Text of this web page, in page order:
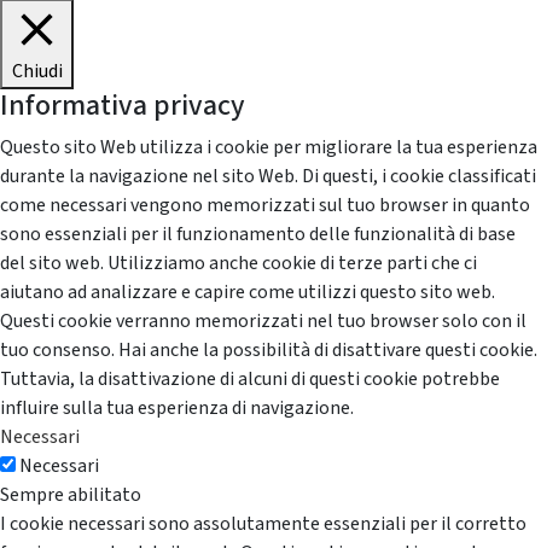
Chiudi
Informativa privacy
Questo sito Web utilizza i cookie per migliorare la tua esperienza
durante la navigazione nel sito Web. Di questi, i cookie classificati
come necessari vengono memorizzati sul tuo browser in quanto
sono essenziali per il funzionamento delle funzionalità di base
del sito web. Utilizziamo anche cookie di terze parti che ci
aiutano ad analizzare e capire come utilizzi questo sito web.
Questi cookie verranno memorizzati nel tuo browser solo con il
tuo consenso. Hai anche la possibilità di disattivare questi cookie.
Tuttavia, la disattivazione di alcuni di questi cookie potrebbe
influire sulla tua esperienza di navigazione.
Necessari
Necessari
Sempre abilitato
I cookie necessari sono assolutamente essenziali per il corretto